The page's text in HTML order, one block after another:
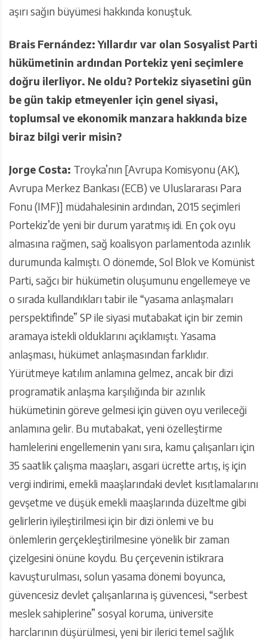
aşırı sağın büyümesi hakkında konuştuk.
Brais Fernández: Yıllardır var olan Sosyalist Parti
hükümetinin ardından Portekiz yeni seçimlere
doğru ilerliyor. Ne oldu? Portekiz siyasetini gün
be gün takip etmeyenler için genel siyasi,
toplumsal ve ekonomik manzara hakkında bize
biraz bilgi verir misin?
Jorge Costa: Troyka’nın [Avrupa Komisyonu (AK),
Avrupa Merkez Bankası (ECB) ve Uluslararası Para
Fonu (IMF)] müdahalesinin ardından, 2015 seçimleri
Portekiz’de yeni bir durum yaratmış idi. En çok oyu
almasına rağmen, sağ koalisyon parlamentoda azınlık
durumunda kalmıştı. O dönemde, Sol Blok ve Komünist
Parti, sağcı bir hükümetin oluşumunu engellemeye ve
o sırada kullandıkları tabir ile “yasama anlaşmaları
perspektifinde” SP ile siyasi mutabakat için bir zemin
aramaya istekli olduklarını açıklamıştı. Yasama
anlaşması, hükümet anlaşmasından farklıdır.
Yürütmeye katılım anlamına gelmez, ancak bir dizi
programatik anlaşma karşılığında bir azınlık
hükümetinin göreve gelmesi için güven oyu verileceği
anlamına gelir. Bu mutabakat, yeni özelleştirme
hamlelerini engellemenin yanı sıra, kamu çalışanları için
35 saatlik çalışma maaşları, asgari ücrette artış, iş için
vergi indirimi, emekli maaşlarındaki devlet kısıtlamalarını
gevşetme ve düşük emekli maaşlarında düzeltme gibi
gelirlerin iyileştirilmesi için bir dizi önlemi ve bu
önlemlerin gerçekleştirilmesine yönelik bir zaman
çizelgesini önüne koydu. Bu çerçevenin istikrara
kavuşturulması, solun yasama dönemi boyunca,
güvencesiz devlet çalışanlarına iş güvencesi, “serbest
meslek sahiplerine” sosyal koruma, üniversite
harclarının düşürülmesi, yeni bir ilerici temel sağlık